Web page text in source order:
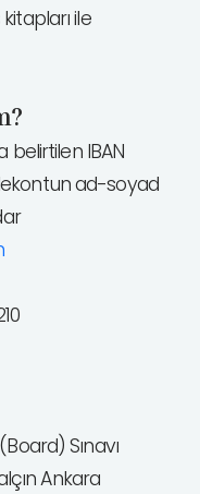
ile
belirtilen IBAN
ad-soyad
Sınavı
Ankara